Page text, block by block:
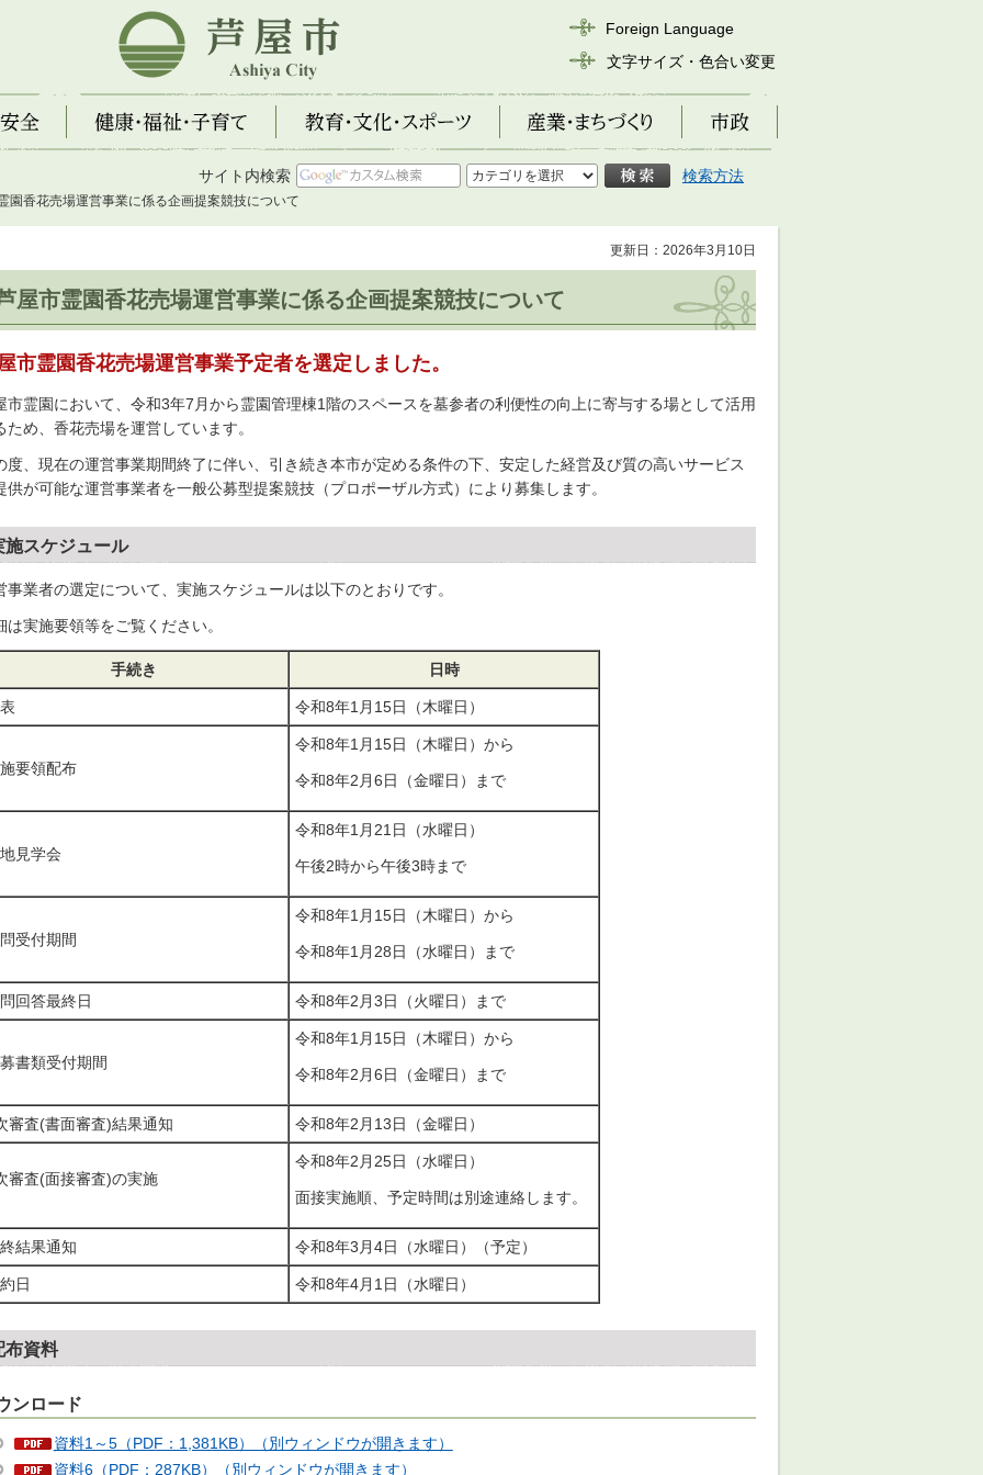
芦屋市
Foreign Language
文字サイズ・色合い変更
健康・福祉・子育て 教育・文化・スポーツ 産業・まちづくり 市政
サイト内検索 検索方法
園香花売場運営事業に係る企画提案競技について
更新日：2026年3月10日
屋市霊園香花売場運営事業に係る企画提案競技について
市霊園香花売場運営事業予定者を選定しました。
市霊園において、令和3年7月から霊園管理棟1階のスペースを墓参者の利便性の向上に寄与する場として活用
ため、香花売場を運営しています。
度、現在の運営事業期間終了に伴い、引き続き本市が定める条件の下、安定した経営及び質の高いサービス
供が可能な運営事業者を一般公募型提案競技（プロポーザル方式）により募集します。
施スケジュール
事業者の選定について、実施スケジュールは以下のとおりです。
は実施要領等をご覧ください。
手続き 日時
令和8年1月15日（木曜日）
要領配布
令和8年1月15日（木曜日）から
令和8年2月6日（金曜日）まで
見学会
令和8年1月21日（水曜日）
午後2時から午後3時まで
受付期間
令和8年1月15日（木曜日）から
令和8年1月28日（水曜日）まで
回答最終日 令和8年2月3日（火曜日）まで
書類受付期間
令和8年1月15日（木曜日）から
令和8年2月6日（金曜日）まで
審査(書面審査)結果通知 令和8年2月13日（金曜日）
審査(面接審査)の実施
令和8年2月25日（水曜日）
面接実施順、予定時間は別途連絡します。
結果通知 令和8年3月4日（水曜日）（予定）
日 令和8年4月1日（水曜日）
布資料
ンロード
資料1～5（PDF：1,381KB）（別ウィンドウが開きます）
資料6（PDF：287KB）（別ウィンドウが開きます）